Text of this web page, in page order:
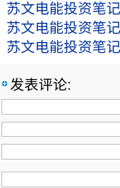
苏文电能投资笔
苏文电能投资笔
苏文电能投资笔
发表评论: